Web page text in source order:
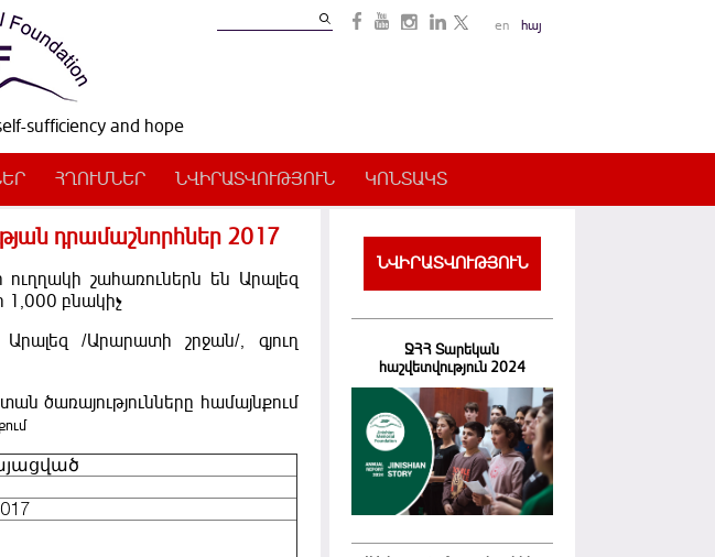
en հայ
sufficiency and hope
ՀՂՈՒՄՆԵՐ ՆՎԻՐԱՏՎՈՒԹՅՈՒՆ ԿՈՆՏԱԿՏ
դրամաշնորհներ 2017
ուղղակի շահառուներն են Արալեզ
1,000 բնակիչ
Արալեզ /Արարատի շրջան/, գյուղ
ծառայությունները համայնքում
ՆՎԻՐԱՏՎՈՒԹՅՈՒՆ
ՋՀՀ Տարեկան
հաշվետվություն 2024